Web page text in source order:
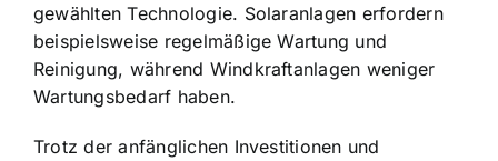
gewählten Technologie. Solaranlagen erfordern
beispielsweise regelmäßige Wartung und
Reinigung, während Windkraftanlagen weniger
Wartungsbedarf haben.
Trotz der anfänglichen Investitionen und